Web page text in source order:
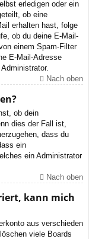
erledigen oder ein
ob eine
erhalten hast, folge
ob du deine E-Mail-
einem Spam-Filter
E-Mail-Adresse
Nach oben
ob dein
dies der Fall ist,
dass du
ein
ein Administrator
Nach oben
kann mich
aus verschieden
viele Boards